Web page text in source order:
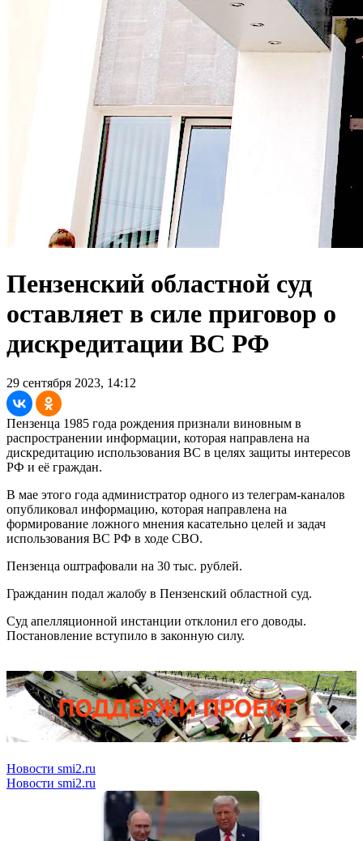
Пензенский областной суд
оставляет в силе приговор о
дискредитации ВС РФ
29 сентября 2023, 14:12
Пензенца 1985 года рождения признали виновным в
распространении информации, которая направлена на
дискредитацию использования ВС в целях защиты интересов
РФ и её граждан.
В мае этого года администратор одного из телеграм-каналов
опубликовал информацию, которая направлена на
формирование ложного мнения касательно целей и задач
использования ВС РФ в ходе СВО.
Пензенца оштрафовали на 30 тыс. рублей.
Гражданин подал жалобу в Пензенский областной суд.
Суд апелляционной инстанции отклонил его доводы.
Постановление вступило в законную силу.
Новости smi2.ru
Новости smi2.ru